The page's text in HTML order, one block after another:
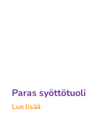
Paras
Lue lisää